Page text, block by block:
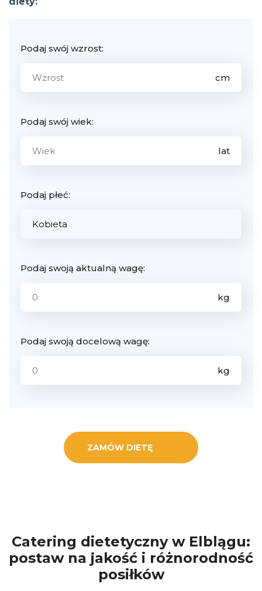
Podaj swój wzrost:
Podaj swój wiek:
Podaj płeć:
Podaj swoją aktualną wagę:
Podaj swoją docelową wagę:
ZAMÓW DIETĘ
Catering dietetyczny w Elblągu:
postaw na jakość i różnorodność
posiłków